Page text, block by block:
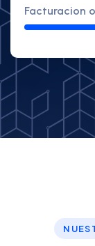
Facturacion